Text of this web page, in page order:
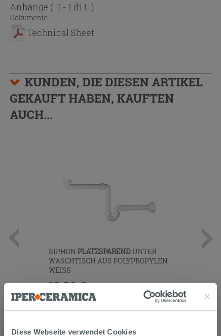
Diese Webseite verwendet Cookies
Anhänge ( 1 - 1 di 1 )
Dokumente
Technical Sheet
KUNDEN, DIE DIESEN ARTIKEL
GEKAUFT HABEN, KAUFTEN
AUCH...
SIPHON PLATZSPARENDUNTER
WASCHTISCH AUS POLYPROPYLEN
WEISS
12,90 €
IN DEN WARENKORB LEGEN